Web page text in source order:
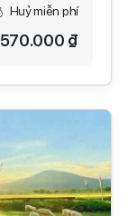
Huỷ miễn phí
570.000 ₫